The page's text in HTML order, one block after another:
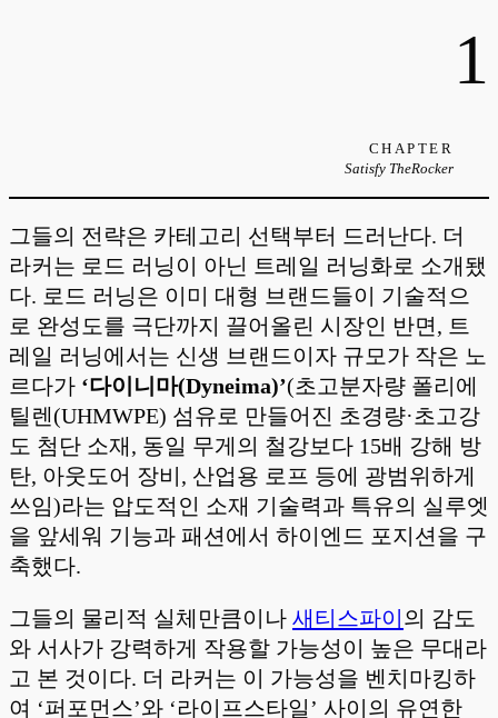
CHAPTER
Satisfy TheRocker
1
그들의 전략은 카테고리 선택부터 드러난다. 더
라커는 로드 러닝이 아닌 트레일 러닝화로 소개됐
다. 로드 러닝은 이미 대형 브랜드들이 기술적으
로 완성도를 극단까지 끌어올린 시장인 반면, 트
레일 러닝에서는 신생 브랜드이자 규모가 작은 노
르다가 ‘다이니마(Dyneima)’(초고분자량 폴리에
틸렌(UHMWPE) 섬유로 만들어진 초경량·초고강
도 첨단 소재, 동일 무게의 철강보다 15배 강해 방
탄, 아웃도어 장비, 산업용 로프 등에 광범위하게
쓰임)라는 압도적인 소재 기술력과 특유의 실루엣
을 앞세워 기능과 패션에서 하이엔드 포지션을 구
축했다.
그들의 물리적 실체만큼이나 새티스파이 의 감도
와 서사가 강력하게 작용할 가능성이 높은 무대라
고 본 것이다. 더 라커는 이 가능성을 벤치마킹하
여 ‘퍼포먼스’와 ‘라이프스타일’ 사이의 유연한